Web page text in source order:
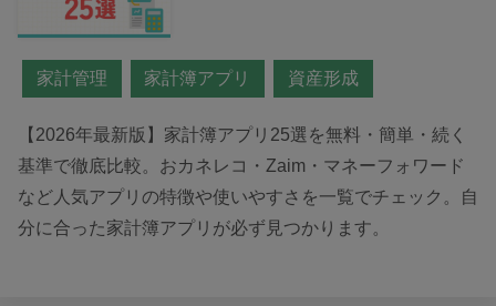
家計管理 家計簿アプリ 資産形成
【2026年最新版】家計簿アプリ25選を無料・簡単・続く
基準で徹底比較。おカネレコ・Zaim・マネーフォワード
など人気アプリの特徴や使いやすさを一覧でチェック。自
分に合った家計簿アプリが必ず見つかります。